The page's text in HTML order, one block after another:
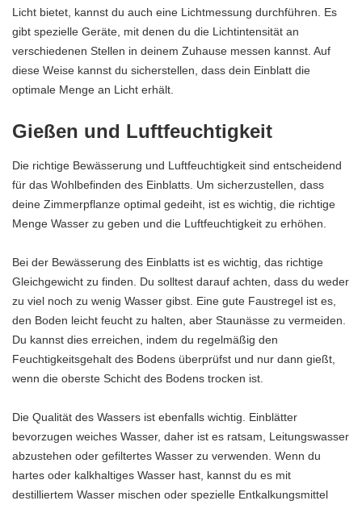
Licht bietet, kannst du auch eine Lichtmessung durchführen. Es
gibt spezielle Geräte, mit denen du die Lichtintensität an
verschiedenen Stellen in deinem Zuhause messen kannst. Auf
diese Weise kannst du sicherstellen, dass dein Einblatt die
optimale Menge an Licht erhält.
Gießen und Luftfeuchtigkeit
Die richtige Bewässerung und Luftfeuchtigkeit sind entscheidend
für das Wohlbefinden des Einblatts. Um sicherzustellen, dass
deine Zimmerpflanze optimal gedeiht, ist es wichtig, die richtige
Menge Wasser zu geben und die Luftfeuchtigkeit zu erhöhen.
Bei der Bewässerung des Einblatts ist es wichtig, das richtige
Gleichgewicht zu finden. Du solltest darauf achten, dass du weder
zu viel noch zu wenig Wasser gibst. Eine gute Faustregel ist es,
den Boden leicht feucht zu halten, aber Staunässe zu vermeiden.
Du kannst dies erreichen, indem du regelmäßig den
Feuchtigkeitsgehalt des Bodens überprüfst und nur dann gießt,
wenn die oberste Schicht des Bodens trocken ist.
Die Qualität des Wassers ist ebenfalls wichtig. Einblätter
bevorzugen weiches Wasser, daher ist es ratsam, Leitungswasser
abzustehen oder gefiltertes Wasser zu verwenden. Wenn du
hartes oder kalkhaltiges Wasser hast, kannst du es mit
destilliertem Wasser mischen oder spezielle Entkalkungsmittel